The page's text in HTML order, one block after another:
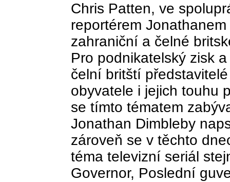
Chris Patten, ve
reportérem
zahraniční a čelné
Pro podnikatelský zisk
čelní britští
obyvatele i jejich touhu
se tímto tématem
Jonathan Dimbleby
zároveň se v těchto
téma televizní seriál
Governor, Poslední